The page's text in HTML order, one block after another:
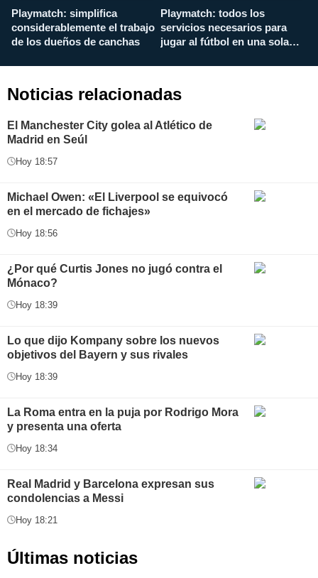
Playmatch: simplifica
considerablemente el trabajo
de los dueños de canchas
Playmatch: todos los
servicios necesarios para
jugar al fútbol en una sola
Noticias relacionadas
El Manchester City golea al Atlético de
Madrid en Seúl
Hoy 18:57
Michael Owen: «El Liverpool se equivocó
en el mercado de fichajes»
Hoy 18:56
¿Por qué Curtis Jones no jugó contra el
Mónaco?
Hoy 18:39
Lo que dijo Kompany sobre los nuevos
objetivos del Bayern y sus rivales
Hoy 18:39
La Roma entra en la puja por Rodrigo Mora
y presenta una oferta
Hoy 18:34
Real Madrid y Barcelona expresan sus
condolencias a Messi
Hoy 18:21
Últimas noticias